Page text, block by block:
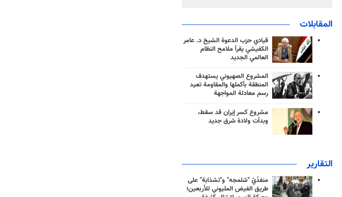
المقابلات
قيادي حزب الدعوة الشيخ د. عامر
الكفيشي يقرأ ملامح النظام
العالمي الجديد
المشروع الصهيوني يستهدف
المنطقة بأكملها والمقاومة تعيد
رسم معادلة المواجهة
مشروع كسر إيران قد سقط،
وبدأت ولادة شرق جديد
التقارير
منفذَيّ "شلمجه" و"تشذابة" على
طريق الفيض المليوني للأربعين؛